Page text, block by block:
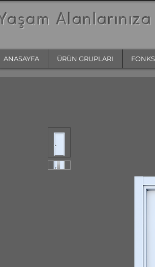
ANASAYFA ÜRÜN GRUPLARI